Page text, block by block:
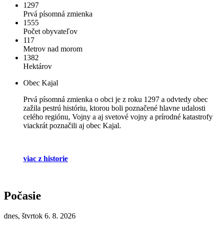
1297
Prvá písomná zmienka
1555
Počet obyvateľov
117
Metrov nad morom
1382
Hektárov
Obec Kajal
Prvá písomná zmienka o obci je z roku 1297 a odvtedy obec
zažila pestrú históriu, ktorou boli poznačené hlavne udalosti
celého regiónu, Vojny a aj svetové vojny a prírodné katastrofy
viackrát poznačili aj obec Kajal.
viac z historie
Počasie
dnes, štvrtok 6. 8. 2026